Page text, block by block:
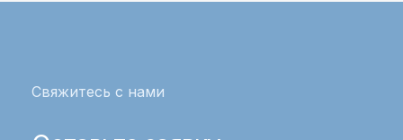
Свяжитесь с нами